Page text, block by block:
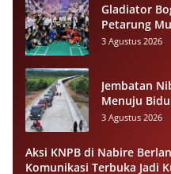
Gladiator
Petarung
Gaungkan
3 Agustus 2026
Jembatan
Menuju
Minta
3 Agustus 2026
Aksi KNPB di Nabire
Komunikasi Terbuka Jadi